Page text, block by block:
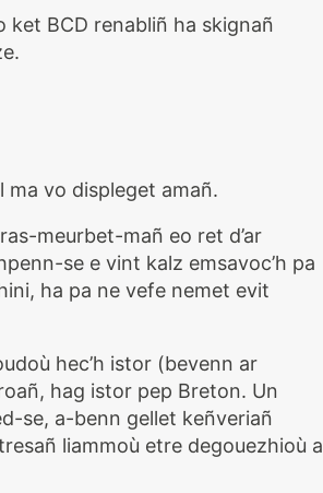
ket BCD renabliñ ha skignañ
ma vo displeget amañ.
meurbet-mañ eo ret d’ar
se e vint kalz emsavoc’h pa
ha pa ne vefe nemet evit
hec’h istor (bevenn ar
hag istor pep Breton. Un
se, a-benn gellet keñveriañ
liammoù etre degouezhioù a